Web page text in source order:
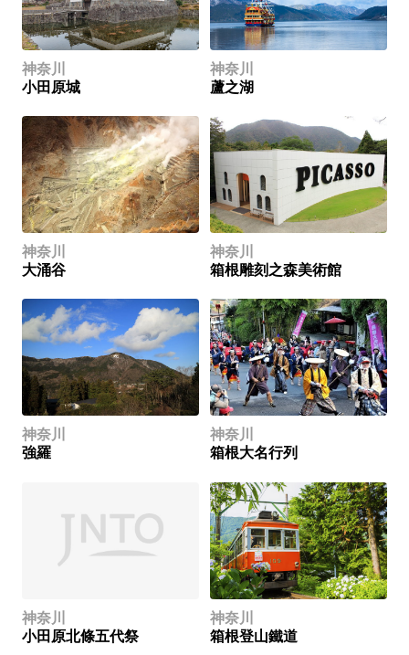
神奈川
小田原城
神奈川
蘆之湖
神奈川
大涌谷
神奈川
箱根雕刻之森美術館
神奈川
強羅
神奈川
箱根大名行列
神奈川
小田原北條五代祭
神奈川
箱根登山鐵道